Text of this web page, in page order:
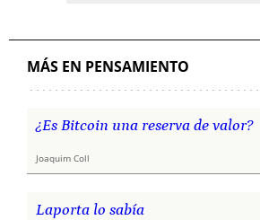
MÁS EN PENSAMIENTO
¿Es Bitcoin una reserva de valor?
Joaquim Coll
Laporta lo sabía